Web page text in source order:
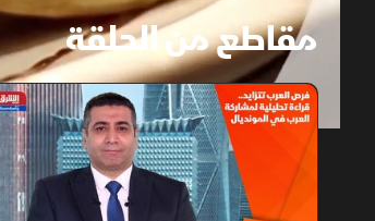
1x auto
مقاطع من الحلقة